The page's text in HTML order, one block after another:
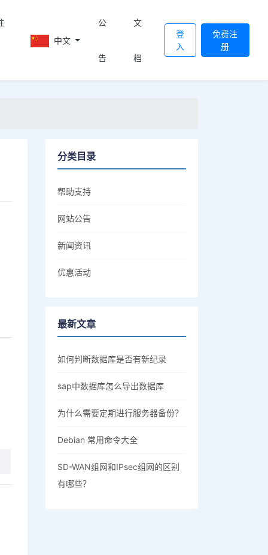
中文
公
告
文
档
登
入
免费注
册
分类目录
帮助支持
网站公告
新闻资讯
优惠活动
最新文章
如何判断数据库是否有新纪录
sap中数据库怎么导出数据库
为什么需要定期进行服务器备份？
Debian 常用命令大全
SD-WAN组网和IPsec组网的区别
有哪些？